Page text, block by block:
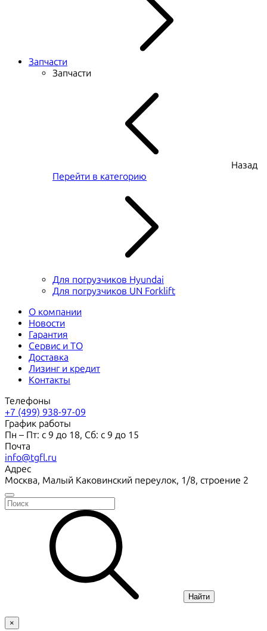
Запчасти
Запчасти
Назад
Перейти в категорию
Для погрузчиков Hyundai
Для погрузчиков UN Forklift
О компании
Новости
Гарантия
Сервис и ТО
Доставка
Лизинг и кредит
Контакты
Телефоны
+7 (499) 938-97-09
График работы
Пн – Пт: с 9 до 18, Сб: с 9 до 15
Почта
info@tgfl.ru
Адрес
Москва, Малый Каковинский переулок, 1/8, строение 2
Найти
×